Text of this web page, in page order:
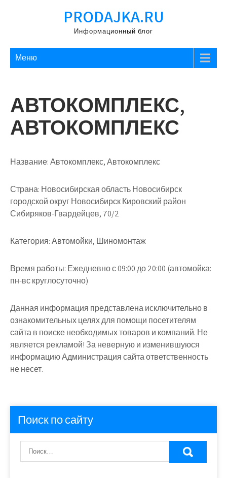
PRODAJKA.RU
Информационный блог
Меню
АВТОКОМПЛЕКС,
АВТОКОМПЛЕКС
Название:Автокомплекс, Автокомплекс
Страна: Новосибирская область Новосибирск
городской округ Новосибирск Кировский район
Сибиряков-Гвардейцев, 70/2
Категория:Автомойки, Шиномонтаж
Время работы: Ежедневно с 09:00 до 20:00 (автомойка:
пн-вс круглосуточно)
Данная информация представлена исключительно в
ознакомительных целях для помощи посетителям
сайта в поиске необходимых товаров и компаний. Не
является рекламой! За неверную и изменившуюся
информацию Администрация сайта ответственность
не несет.
Поиск по сайту